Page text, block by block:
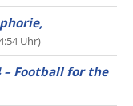
Uhr)
Football for the